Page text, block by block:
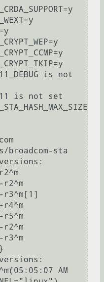
is not
is not set
sta
AM